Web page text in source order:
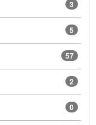
3
5
57
2
0